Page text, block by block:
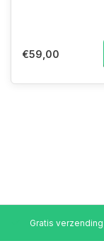
€59,00
Gratis